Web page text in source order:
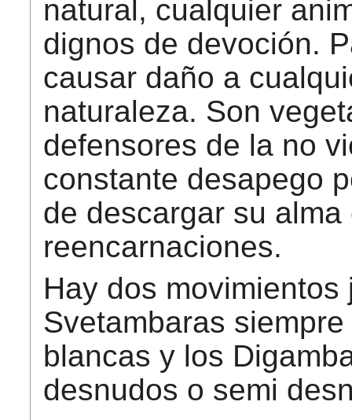
natural, cualquier
dignos de devoción.
causar daño a
naturaleza. Son
defensores de la no
constante desapego
de descargar su alma
reencarnaciones.
Hay dos
Svetambaras
blancas y los
desnudos o semi